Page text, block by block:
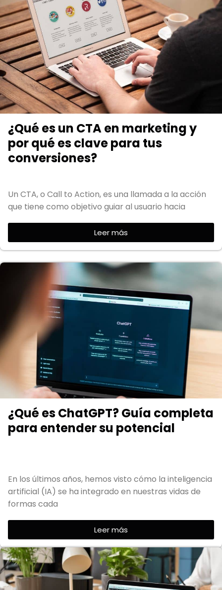
¿Qué es un CTA en marketing y
por qué es clave para tus
conversiones?
Un CTA, o Call to Action, es una llamada a la acción
que tiene como objetivo guiar al usuario hacia
Leer más
¿Qué es ChatGPT? Guía completa
para entender su potencial
En los últimos años, hemos visto cómo la inteligencia
artificial (IA) se ha integrado en nuestras vidas de
formas cada
Leer más